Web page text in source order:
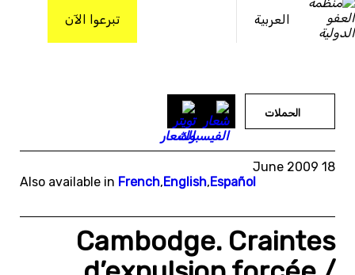
العربية تبرعوا الآن
الحملات
18 June 2009
Also available in French,English,Español
Cambodge. Craintes